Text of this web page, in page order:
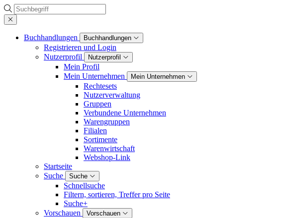
Suche
Buchhandlungen Buchhandlungen
Registrieren und Login
Nutzerprofil
Nutzerprofil
Mein Profil
Mein Unternehmen
Mein Unternehmen
Rechtesets
Nutzerverwaltung
Gruppen
Verbundene Unternehmen
Warengruppen
Filialen
Sortimente
Warenwirtschaft
Webshop-Link
Startseite
Suche
Suche
Schnellsuche
Filtern, sortieren, Treffer pro Seite
Suche+
Vorschauen
Vorschauen